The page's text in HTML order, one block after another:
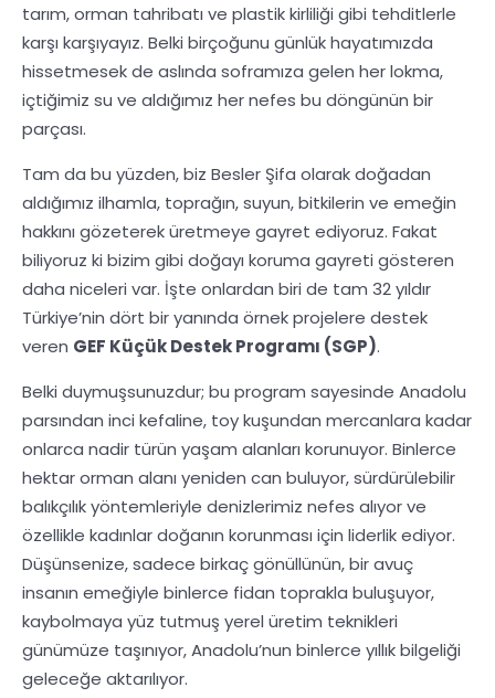
tarım, orman tahribatı ve plastik kirliliği gibi tehditlerle
karşı karşıyayız. Belki birçoğunu günlük hayatımızda
hissetmesek de aslında soframıza gelen her lokma,
içtiğimiz su ve aldığımız her nefes bu döngünün bir
parçası.
Tam da bu yüzden, biz Besler Şifa olarak doğadan
aldığımız ilhamla, toprağın, suyun, bitkilerin ve emeğin
hakkını gözeterek üretmeye gayret ediyoruz. Fakat
biliyoruz ki bizim gibi doğayı koruma gayreti gösteren
daha niceleri var. İşte onlardan biri de tam 32 yıldır
Türkiye’nin dört bir yanında örnek projelere destek
veren GEF Küçük Destek Programı (SGP).
Belki duymuşsunuzdur; bu program sayesinde Anadolu
parsından inci kefaline, toy kuşundan mercanlara kadar
onlarca nadir türün yaşam alanları korunuyor. Binlerce
hektar orman alanı yeniden can buluyor, sürdürülebilir
balıkçılık yöntemleriyle denizlerimiz nefes alıyor ve
özellikle kadınlar doğanın korunması için liderlik ediyor.
Düşünsenize, sadece birkaç gönüllünün, bir avuç
insanın emeğiyle binlerce fidan toprakla buluşuyor,
kaybolmaya yüz tutmuş yerel üretim teknikleri
günümüze taşınıyor, Anadolu’nun binlerce yıllık bilgeliği
geleceğe aktarılıyor.